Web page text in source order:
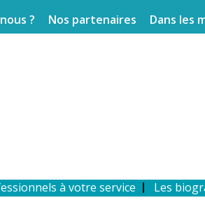
? Nos partenaires Dans les
à votre service Les